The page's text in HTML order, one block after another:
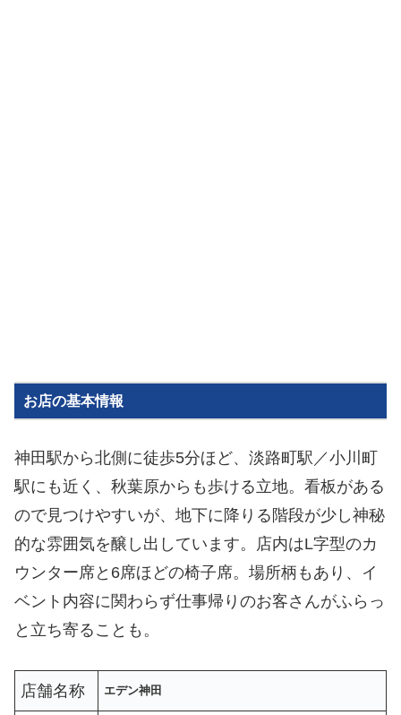
お店の基本情報
神田駅から北側に徒歩5分ほど、淡路町駅／小川町
駅にも近く、秋葉原からも歩ける立地。看板がある
ので見つけやすいが、地下に降りる階段が少し神秘
的な雰囲気を醸し出しています。店内はL字型のカ
ウンター席と6席ほどの椅子席。場所柄もあり、イ
ベント内容に関わらず仕事帰りのお客さんがふらっ
と立ち寄ることも。
店舗名称 エデン神田